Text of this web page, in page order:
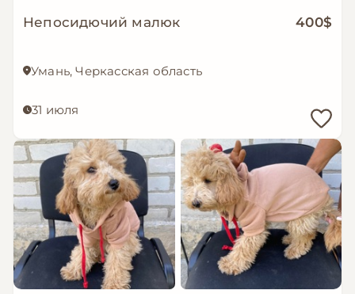
Непосидючий малюк 400$
Умань, Черкасская область
31 июля